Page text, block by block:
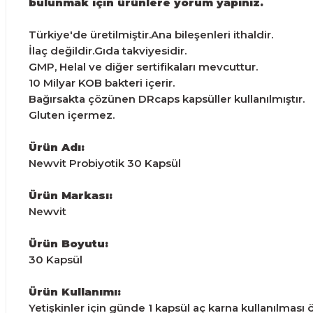
Türkiye'de üretilmiştir.Ana bileşenleri ithaldir.
İlaç değildir.Gıda takviyesidir.
GMP, Helal ve diğer sertifikaları mevcuttur.
10 Milyar KOB bakteri içerir.
Bağırsakta çözünen DRcaps kapsüller kullanılmıştır.
Gluten içermez.
Ürün Adı:
Newvit Probiyotik 30 Kapsül
Ürün Markası:
Newvit
Ürün Boyutu:
30 Kapsül
Ürün Kullanımı:
Yetişkinler için günde 1 kapsül aç karna kullanılması